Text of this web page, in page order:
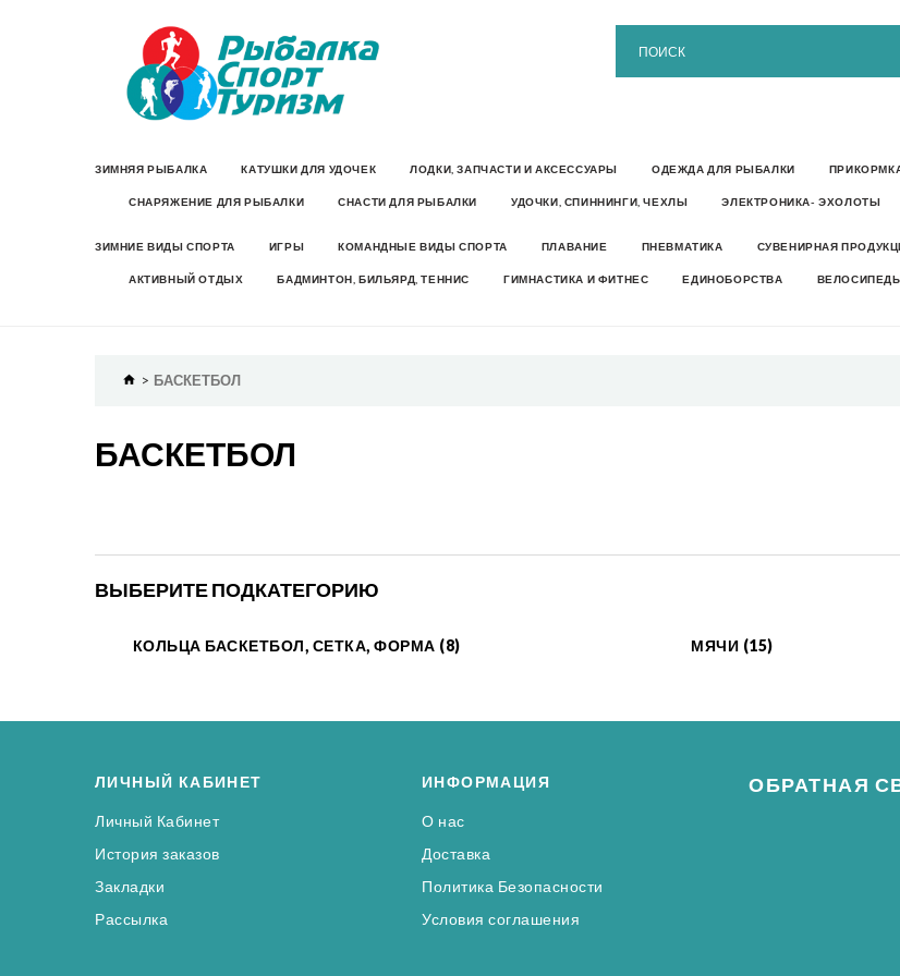
ЗИМНЯЯ РЫБАЛКА КАТУШКИ ДЛЯ УДОЧЕК ЛОДКИ, ЗАПЧАСТИ И АКСЕССУАРЫ ОДЕЖДА ДЛЯ РЫБАЛКИ
СНАРЯЖЕНИЕ ДЛЯ РЫБАЛКИ СНАСТИ ДЛЯ РЫБАЛКИ УДОЧКИ, СПИННИНГИ, ЧЕХЛЫ ЭЛЕКТРОНИКА- ЭХОЛОТЫ
ЗИМНИЕ ВИДЫ СПОРТА ИГРЫ КОМАНДНЫЕ ВИДЫ СПОРТА ПЛАВАНИЕ ПНЕВМАТИКА СУВЕНИРНАЯ
АКТИВНЫЙ ОТДЫХ БАДМИНТОН, БИЛЬЯРД, ТЕННИС ГИМНАСТИКА И ФИТНЕС ЕДИНОБОРСТВА
БАСКЕТБОЛ
БАСКЕТБОЛ
ВЫБЕРИТЕ ПОДКАТЕГОРИЮ
КОЛЬЦА БАСКЕТБОЛ, СЕТКА, ФОРМА (8) МЯЧИ (15)
ЛИЧНЫЙ КАБИНЕТ
Личный Кабинет
История заказов
Закладки
Рассылка
ИНФОРМАЦИЯ
О нас
Доставка
Политика Безопасности
Условия соглашения
ОБРАТНАЯ